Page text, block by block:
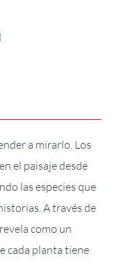
a mirarlo. Los
el paisaje desde
las especies que
A través de
como un
cada planta tiene